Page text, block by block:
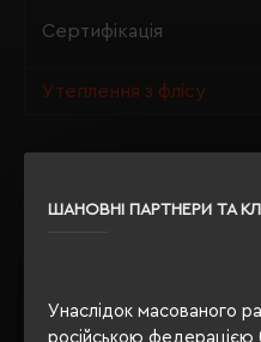
ШАНОВНІ ПАРТНЕРИ ТА
Унаслідок масованого
російською федерацією
Сертифікація
Утеплення з флісу